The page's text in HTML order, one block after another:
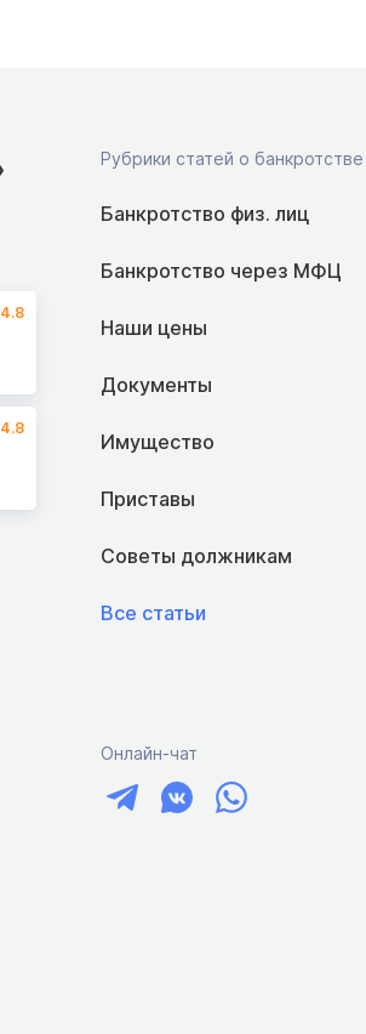
4.8
4.8
Рубрики статей о банкротстве
Банкротство физ. лиц
Банкротство через МФЦ
Наши цены
Документы
Имущество
Приставы
Советы должникам
Все статьи
Онлайн-чат